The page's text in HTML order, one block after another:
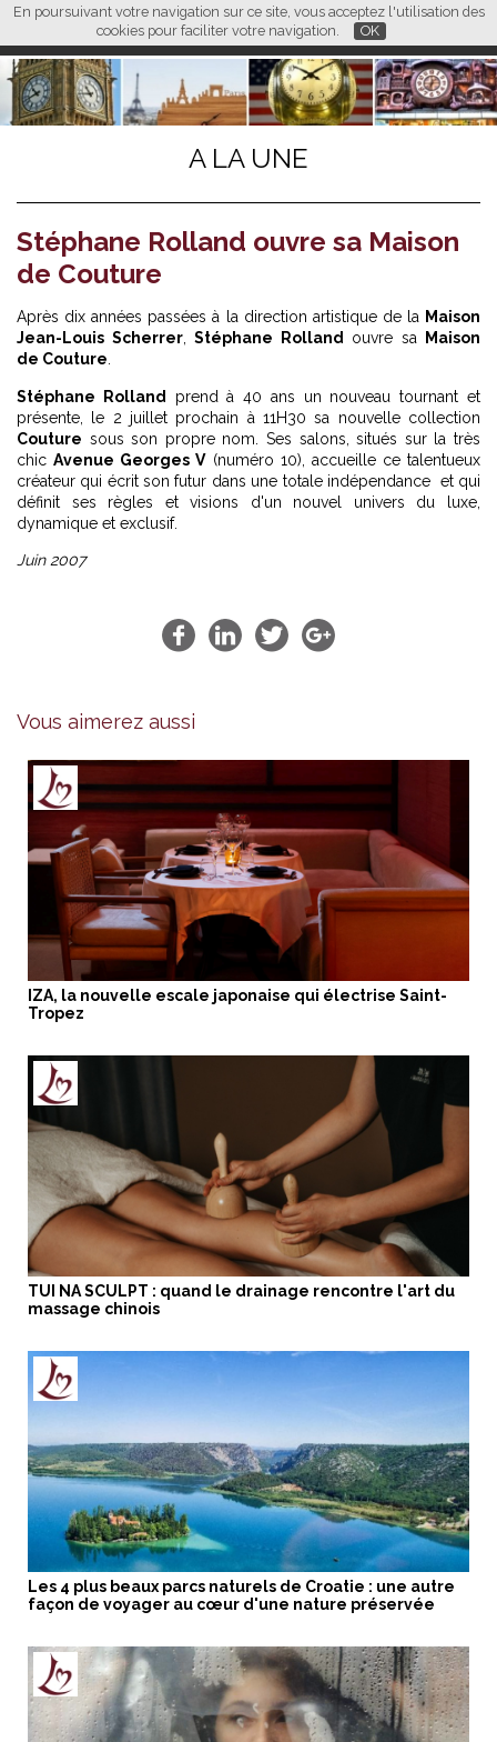
En poursuivant votre navigation sur ce site, vous acceptez l'utilisation des
cookies pour faciliter votre navigation.
OK
FR EN CN
L M
A LA UNE
Stéphane Rolland ouvre sa Maison
de Couture
Après dix années passées à la direction artistique de la Maison
Jean-Louis Scherrer, Stéphane Rolland ouvre sa
Maison
de Couture
Stéphane Rolland
prend à 40 ans un nouveau tournant et
présente, le 2 juillet prochain à 11H30 sa nouvelle collection
Couture sous son propre nom. Ses salons, situés sur la très
chicAvenue Georges V(numéro 10), accueille ce talentueux
créateur qui écrit son futur dans une totale indépendance et qui
définit ses règles et visions d'un nouvel univers du luxe,
dynamique et exclusif.
Juin 2007
Vous aimerez aussi
IZA, la nouvelle escale japonaise qui électrise Saint-
Tropez
TUI NA SCULPT : quand le drainage rencontre l'art du
massage chinois
Les 4 plus beaux parcs naturels de Croatie : une autre
façon de voyager au cœur d'une nature préservée